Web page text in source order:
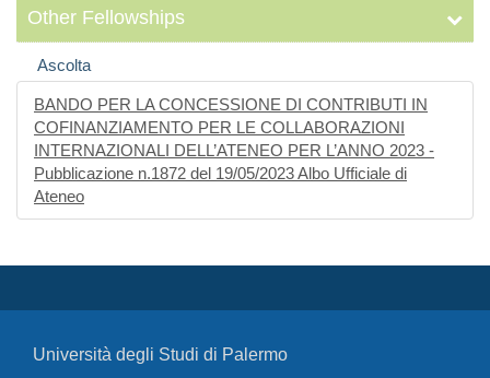
Other Fellowships
Ascolta
BANDO PER LA CONCESSIONE DI CONTRIBUTI IN
COFINANZIAMENTO PER LE COLLABORAZIONI
INTERNAZIONALI DELL’ATENEO PER L’ANNO 2023 -
Pubblicazione n.1872 del 19/05/2023 Albo Ufficiale di
Ateneo
Università degli Studi di Palermo